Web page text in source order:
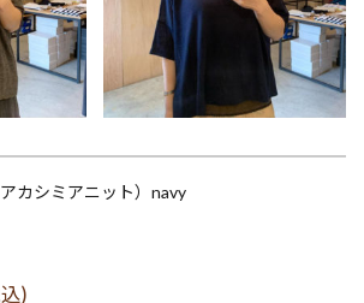
カシミアニット）navy
)